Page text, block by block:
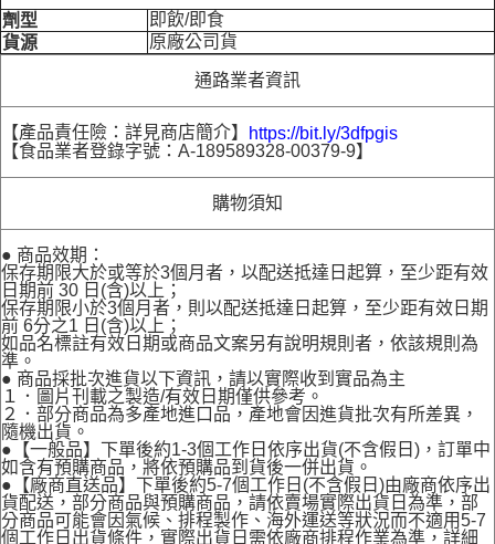
劑型
即飲/即食
貨源
原廠公司貨
通路業者資訊
【產品責任險：詳見商店簡介】
https://bit.ly/3dfpgis
【食品業者登錄字號：A-189589328-00379-9】
購物須知
● 商品效期：
保存期限大於或等於3個月者，以配送抵達日起算，至少距有效
日期前 30 日(含)以上；
保存期限小於3個月者，則以配送抵達日起算，至少距有效日期
前 6分之1 日(含)以上；
如品名標註有效日期或商品文案另有說明規則者，依該規則為
準。
● 商品採批次進貨以下資訊，請以實際收到實品為主
１．圖片刊載之製造/有效日期僅供參考。
２．部分商品為多產地進口品，產地會因進貨批次有所差異，
隨機出貨。
●【一般品】下單後約1-3個工作日依序出貨(不含假日)，訂單中
如含有預購商品，將依預購品到貨後一併出貨。
●【廠商直送品】下單後約5-7個工作日(不含假日)由廠商依序出
貨配送，部分商品與預購商品，請依賣場實際出貨日為準，部
分商品可能會因氣候、排程製作、海外運送等狀況而不適用5-7
個工作日出貨條件，實際出貨日需依廠商排程作業為準，詳細